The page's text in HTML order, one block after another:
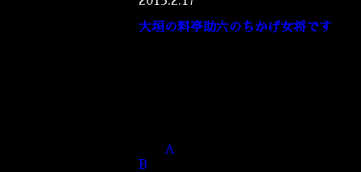
大垣の料亭助六のちかげ女将です
A
B